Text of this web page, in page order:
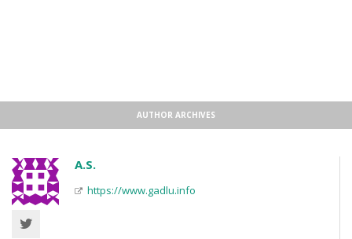
AUTHOR ARCHIVES
A.S.
https://www.gadlu.info